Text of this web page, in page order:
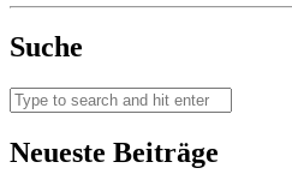
Suche
Neueste Beiträge